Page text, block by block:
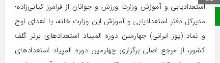
صفحه نخست
استعدادیابی و آموزش وزارت ورزش و جوانان از فرامرز کیانی‌زاده؛
مدیرکل دفتر استعدادیابی و آموزش این وزارت خانه، با اهدای لوح
و نماد (یوز ایرانی) چهارمین دوره المپیاد استعدادهای برتر گلف
کشور، از مرجع اصلی برگزاری چهارمین دوره المپیاد استعدادهای